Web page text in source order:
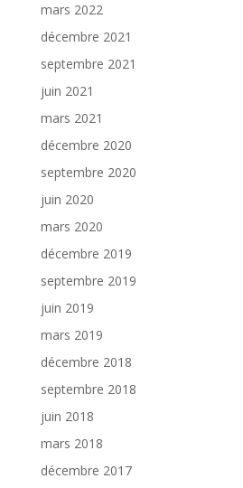
mars 2022
décembre 2021
septembre 2021
juin 2021
mars 2021
décembre 2020
septembre 2020
juin 2020
mars 2020
décembre 2019
septembre 2019
juin 2019
mars 2019
décembre 2018
septembre 2018
juin 2018
mars 2018
décembre 2017